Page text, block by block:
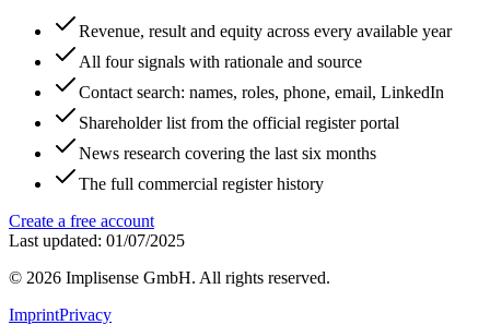
Revenue, result and equity across every available year
All four signals with rationale and source
Contact search: names, roles, phone, email, LinkedIn
Shareholder list from the official register portal
News research covering the last six months
The full commercial register history
Create a free account
Last updated: 01/07/2025
© 2026 Implisense GmbH. All rights reserved.
ImprintPrivacy